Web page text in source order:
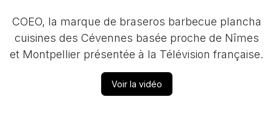
COEO, la marque de braseros barbecue plancha
cuisines des Cévennes basée proche de Nîmes
et Montpellier présentée à la Télévision française.
Voir la vidéo